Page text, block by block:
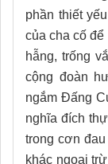
phần thiết
của cha cố
hẫng, trống
cộng đoàn
ngắm Đấng
nghĩa đích
trong cơn
khác ngoại